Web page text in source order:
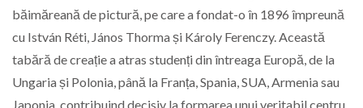
băimăreană de pictură, pe care a fondat-o în 1896 împreună
cu István Réti, János Thorma și Károly Ferenczy. Această
tabără de creație a atras studenți din întreaga Europă, de la
Ungaria și Polonia, până la Franța, Spania, SUA, Armenia sau
Japonia, contribuind decisiv la formarea unui veritabil centru